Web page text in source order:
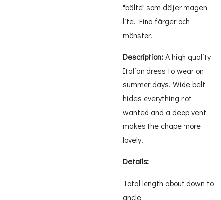
"bälte" som döljer magen
lite. Fina färger och
mönster.
Description:A high quality
Italian dress to wear on
summer days. Wide belt
hides everything not
wanted and a deep vent
makes the chape more
lovely.
Details:
Total length about down to
ancle